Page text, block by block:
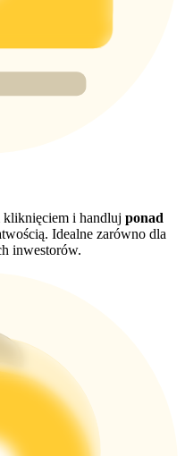
Bonus
APR
APR
i handluj ponad
Idealne zarówno dla
inwestorów.